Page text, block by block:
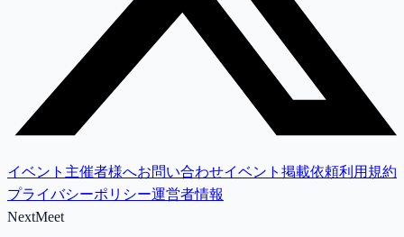
イベント主催者様へお問い合わせイベント掲載依頼利用規約
プライバシーポリシー運営者情報
NextMeet